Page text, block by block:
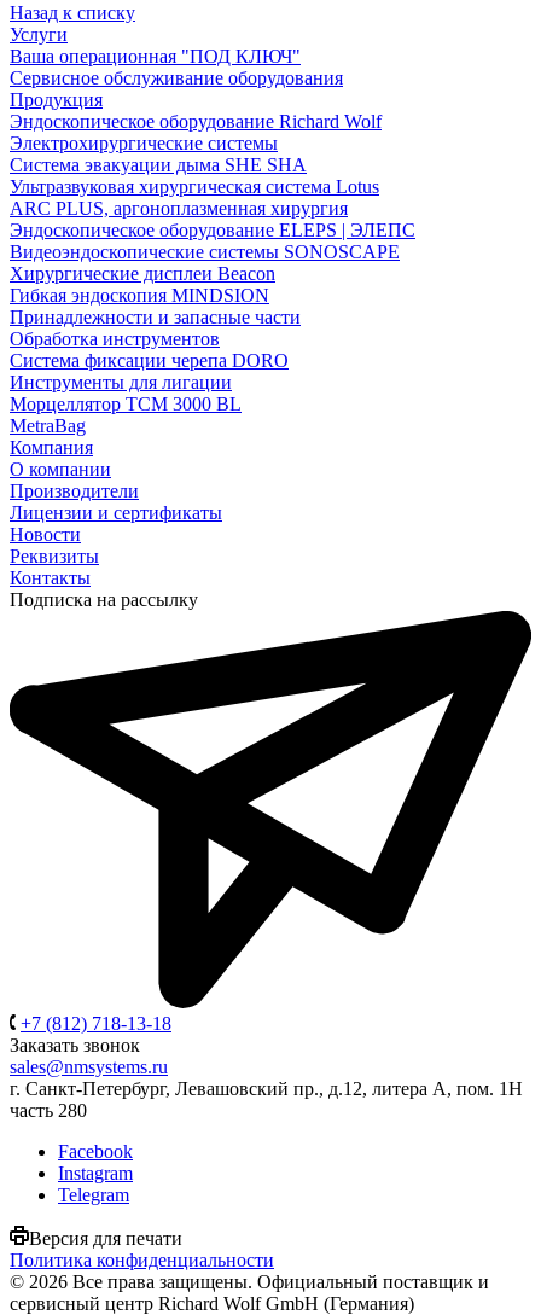
Назад к списку
Услуги
Ваша операционная "ПОД КЛЮЧ"
Сервисное обслуживание оборудования
Продукция
Эндоскопическое оборудование Richard Wolf
Электрохирургические системы
Система эвакуации дыма SHE SHA
Ультразвуковая хирургическая система Lotus
ARC PLUS, аргоноплазменная хирургия
Эндоскопическое оборудование ELEPS | ЭЛЕПС
Видеоэндоскопические системы SONOSCAPE
Хирургические дисплеи Beacon
Гибкая эндоскопия MINDSION
Принадлежности и запасные части
Обработка инструментов
Система фиксации черепа DORO
Инструменты для лигации
Морцеллятор ТСМ 3000 BL
MetraBag
Компания
О компании
Производители
Лицензии и сертификаты
Новости
Реквизиты
Контакты
Подписка на рассылку
+7 (812) 718-13-18
Заказать звонок
sales@nmsystems.ru
г. Санкт-Петербург, Левашовский пр., д.12, литера А, пом. 1Н
часть 280
Facebook
Instagram
Telegram
Версия для печати
Политика конфиденциальности
© 2026 Все права защищены. Официальный поставщик и
сервисный центр Richard Wolf GmbH (Германия)